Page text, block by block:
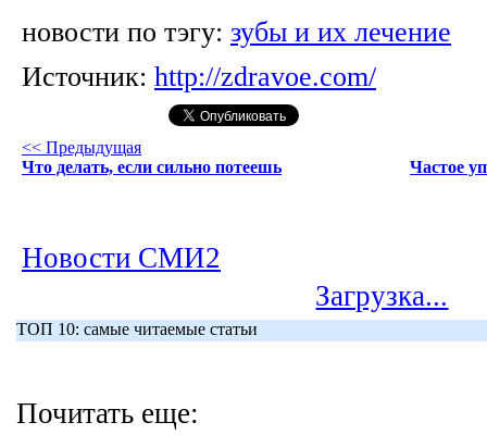
новости по тэгу: зубы и их лечение
Источник: http://zdravoe.com/
<< Предыдущая
Что делать, если сильно потеешь
Частое
Новости СМИ2
Загрузка...
ТОП 10: самые читаемые статьи
Почитать еще: